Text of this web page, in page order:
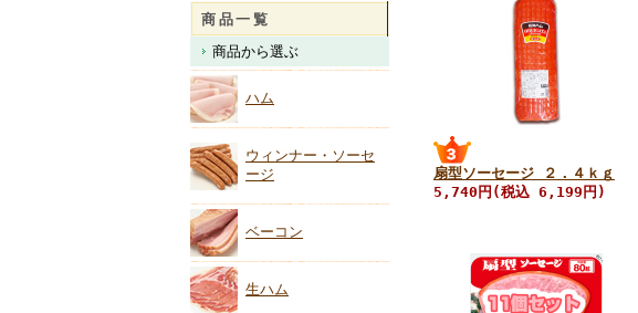
商品一覧
商品から選ぶ
ハム
ウィンナー・ソーセ
ージ
ベーコン
生ハム
扇型ソーセージ ２．４ｋｇ
5,740円(税込 6,199円)